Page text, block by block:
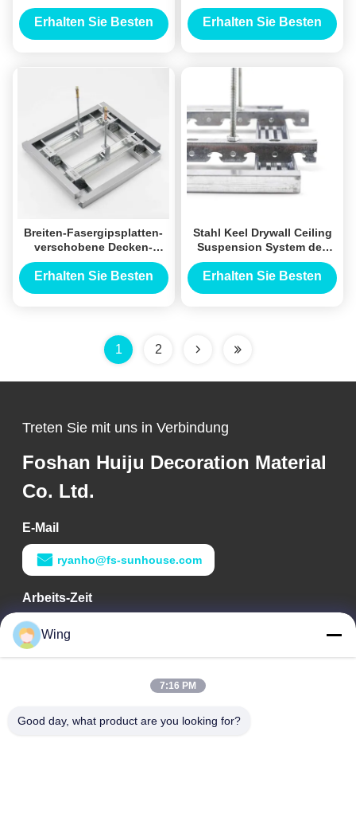
feuchtigkeitsbeständiges
Gipskarton-Papier
Erhalten Sie Besten
mit hellem Stahl-Keel
Material
Erhalten Sie Besten
Breiten-Fasergipsplatten-
verschobene Decken-
System 60# 60mm
feuerbeständig
Erhalten Sie Besten
Stahl Keel Drywall Ceiling
Suspension System des
Licht-50# für öffentliche
Gebäude
Erhalten Sie Besten
1 2
Treten Sie mit uns in Verbindung
Foshan Huiju Decoration Material
Co. Ltd.
E-Mail
ryanho@fs-sunhouse.com
Arbeits-Zeit
9:00-18:00
Unsere Adresse
Adresse des Unternehmens
Nanhai-Bezirk, Foshan-Stadt
Wing
7:16 PM
Good day, what product are you looking for?